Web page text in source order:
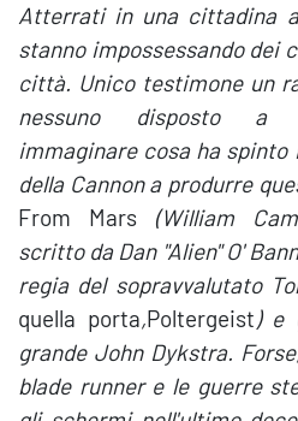
Atterrati in una cittadina
stanno impossessando dei
città. Unico testimone un
nessuno disposto a
immaginare cosa ha
della Cannon a produrre
From Mars (William
scritto da Dan "Alien" O'
regia del sopravvalutato
quella porta,Poltergeist) e
grande John Dykstra.
blade runner e le guerre